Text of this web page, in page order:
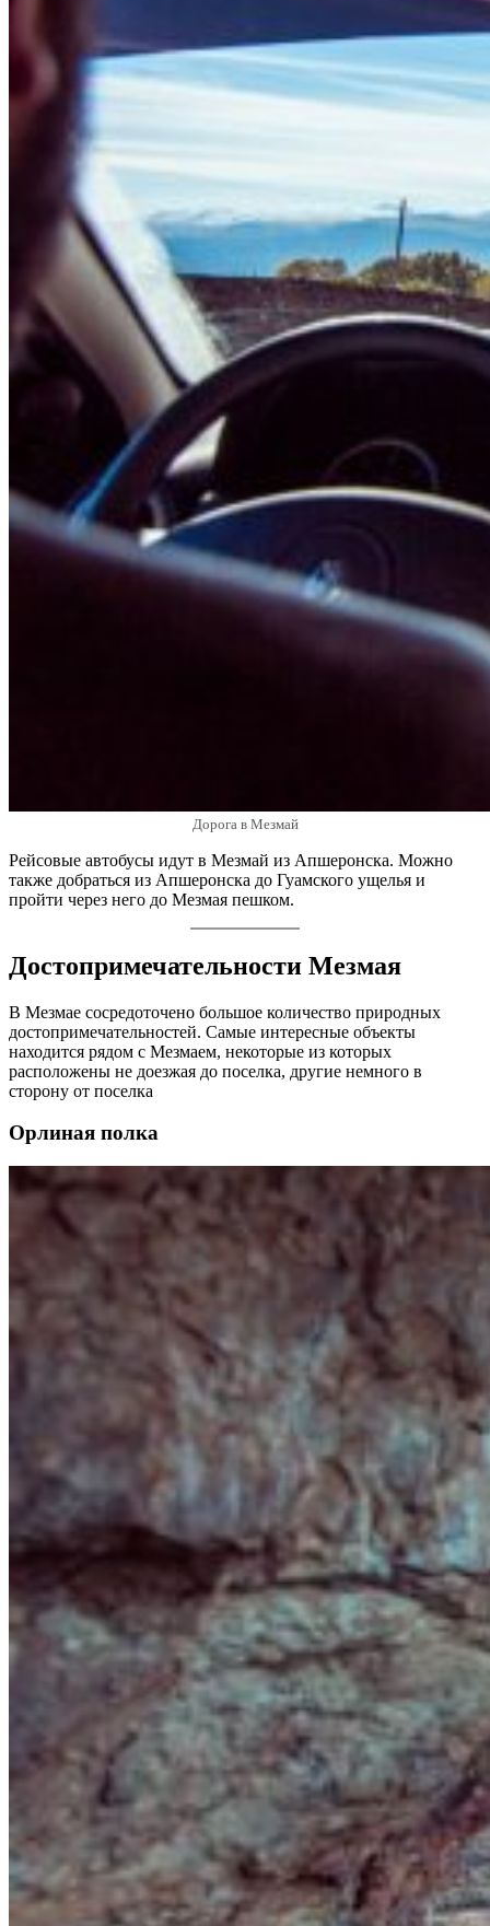
Дорога в Мезмай
Рейсовые автобусы идут в Мезмай из Апшеронска. Можно
также добраться из Апшеронска до Гуамского ущелья и
пройти через него до Мезмая пешком.
Достопримечательности Мезмая
В Мезмае сосредоточено большое количество природных
достопримечательностей. Самые интересные объекты
находится рядом с Мезмаем, некоторые из которых
расположены не доезжая до поселка, другие немного в
сторону от поселка
Орлиная полка